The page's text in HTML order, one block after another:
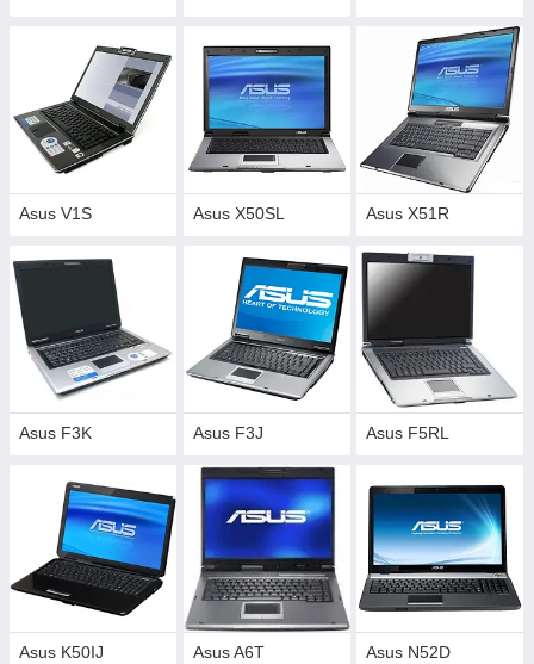
Asus V1S Asus X50SL Asus X51R
Asus F3K Asus F3J Asus F5RL
Asus K50IJ Asus A6T Asus N52D